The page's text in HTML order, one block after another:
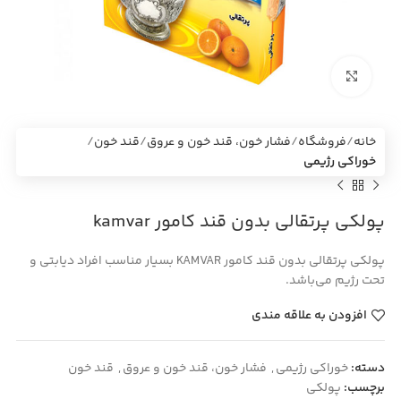
بزرگنمایی تصویر
خانه فروشگاه فشار خون، قند خون و عروق قند خون
خوراکی رژیمی
پولکی پرتقالی بدون قند کامور kamvar
پولکی پرتقالی بدون قند کامور KAMVAR بسیار مناسب افراد دیابتی و
تحت رژیم می‌باشد.
افزودن به علاقه مندی
دسته:خوراکی رژیمی, فشار خون، قند خون و عروق, قند خون
برچسب: پولکی